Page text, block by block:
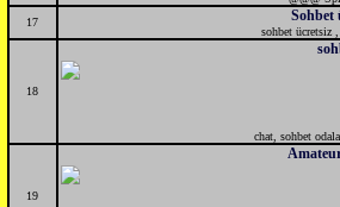
17
Sohbet
sohbet ücretsiz
18
chat, sohbet
19